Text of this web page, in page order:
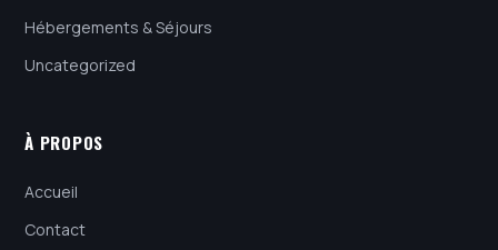
Hébergements & Séjours
Uncategorized
À PROPOS
Accueil
Contact